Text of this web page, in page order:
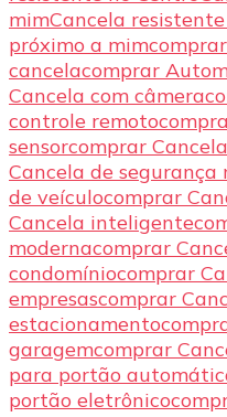
mimCancela
próximo a mim
cancelacomprar
Cancela com câmera
controle remoto
sensorcomprar
Cancela de segurança
de veículocomprar
Cancela inteligente
modernacomprar
condomíniocomprar
empresascomprar
estacionamento
garagemcomprar
para portão
portão eletrônico